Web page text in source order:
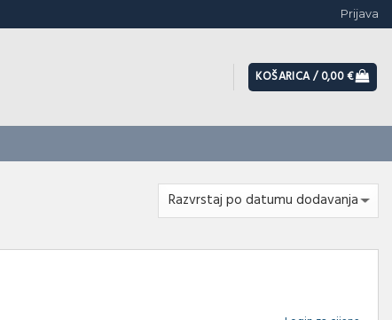
Prijava
KOŠARICA /0,00€